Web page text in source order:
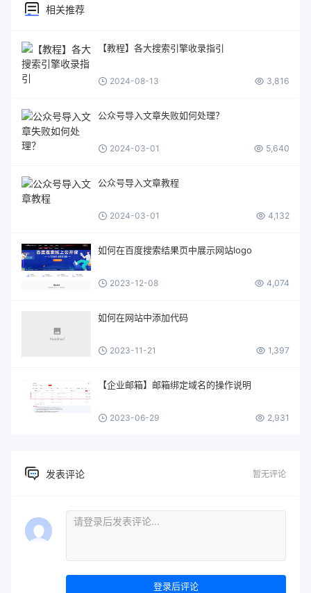
相关推荐
【教程】各大搜索引擎收录指引
2024-08-13 3,816
公众号导入文章失败如何处理？
2024-03-01 5,640
公众号导入文章教程
2024-03-01 4,132
如何在百度搜索结果页中展示网站logo
2023-12-08 4,074
如何在网站中添加代码
2023-11-21 1,397
【企业邮箱】邮箱绑定域名的操作说明
2023-06-29 2,931
发表评论 暂无评论
登录后评论